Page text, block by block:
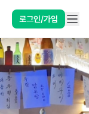
로그인/가입